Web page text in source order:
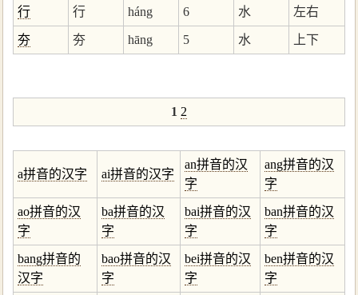
行 行 háng 6 水 左右
夯 夯 hāng 5 水 上下
1 2
a拼音的汉字 ai拼音的汉字
an拼音的汉
字
ang拼音的汉
字
ao拼音的汉
字
ba拼音的汉
字
bai拼音的汉
字
ban拼音的汉
字
bang拼音的
汉字
bao拼音的汉
字
bei拼音的汉
字
ben拼音的汉
字